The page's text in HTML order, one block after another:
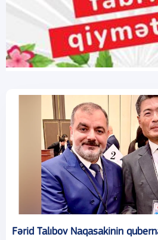
Fərid Talıbov Naqasakinin